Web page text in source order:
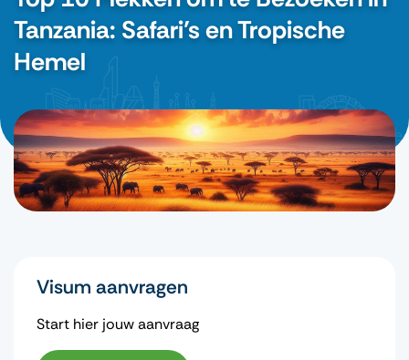
Tanzania: Safari’s en Tropische
Hemel
Visum aanvragen
Start hier jouw aanvraag